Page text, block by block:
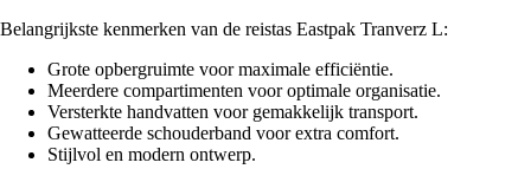
Belangrijkste kenmerken van de reistas Eastpak Tranverz L:
Grote opbergruimte voor maximale efficiëntie.
Meerdere compartimenten voor optimale organisatie.
Versterkte handvatten voor gemakkelijk transport.
Gewatteerde schouderband voor extra comfort.
Stijlvol en modern ontwerp.